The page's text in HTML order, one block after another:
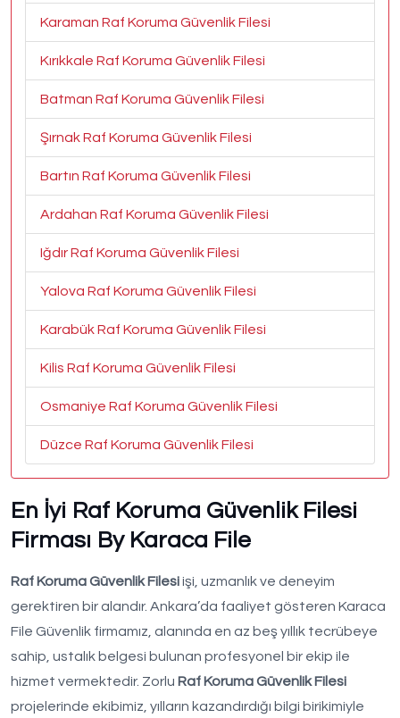
Karaman Raf Koruma Güvenlik Filesi
Kırıkkale Raf Koruma Güvenlik Filesi
Batman Raf Koruma Güvenlik Filesi
Şırnak Raf Koruma Güvenlik Filesi
Bartın Raf Koruma Güvenlik Filesi
Ardahan Raf Koruma Güvenlik Filesi
Iğdır Raf Koruma Güvenlik Filesi
Yalova Raf Koruma Güvenlik Filesi
Karabük Raf Koruma Güvenlik Filesi
Kilis Raf Koruma Güvenlik Filesi
Osmaniye Raf Koruma Güvenlik Filesi
Düzce Raf Koruma Güvenlik Filesi
En İyi Raf Koruma Güvenlik Filesi
Firması By Karaca File
Raf Koruma Güvenlik Filesiişi, uzmanlık ve deneyim
gerektiren bir alandır. Ankara’da faaliyet gösteren Karaca
File Güvenlik firmamız, alanında en az beş yıllık tecrübeye
sahip, ustalık belgesi bulunan profesyonel bir ekip ile
hizmet vermektedir. Zorlu Raf Koruma Güvenlik Filesi
projelerinde ekibimiz, yılların kazandırdığı bilgi birikimiyle